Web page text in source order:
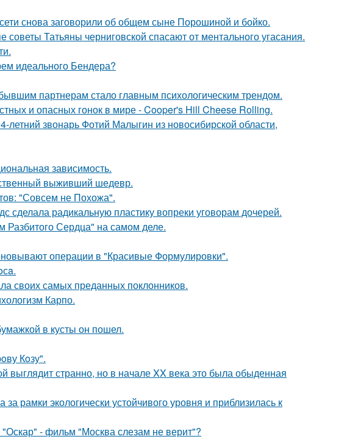
снова заговорили об общем сыне Порошиной и бойко.
советы Татьяны черниговской спасают от ментального угасания.
идеального Бендера?
партнерам стало главным психологическим трендом.
и опасных гонок в мире - Cooper's Hill Cheese Rolling.
летний звонарь Фотий Малыгин из новосибирской области,
зависимость.
выживший шедевр.
"Совсем не Похожа".
сделала радикальную пластику вопреки уговорам дочерей.
Разбитого Сердца" на самом деле.
операции в "Красивые Формулировки".
своих самых преданных поклонников.
Карпо.
в кусты он пошел.
Кoзу".
выглядит странно, но в начале XX века это была обыденная
рамки экологически устойчивого уровня и приблизилась к
- фильм "Москва слезам не верит"?